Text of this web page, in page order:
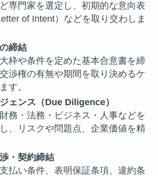
専門家を選定し、初期的な意向表
of Intent）などを取り交わしま
締結
枠や条件を定めた基本合意書を締
渉権の有無や期間を取り決めるケ
す。
ェンス（Due Diligence）
務・法務・ビジネス・人事などを
、リスクや問題点、企業価値を精
・契約締結
払い条件、表明保証条項、違約条